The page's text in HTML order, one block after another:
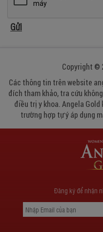
Copyright ©
Các thông tin trên website
đích tham khảo, tra cứu
điều trị y khoa. Angela
trường hợp tự ý áp dụng
Đăng ký để nhận